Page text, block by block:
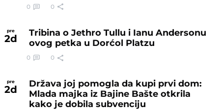
0 0
pre
2d
Tribina o Jethro Tullu i Ianu Andersonu
ovog petka u Dorćol Platzu
0 0
pre
2d
Država joj pomogla da kupi prvi dom:
Mlada majka iz Bajine Bašte otkrila
kako je dobila subvenciju